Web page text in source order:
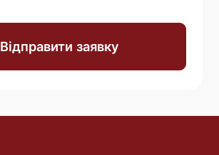
Відправити заявку